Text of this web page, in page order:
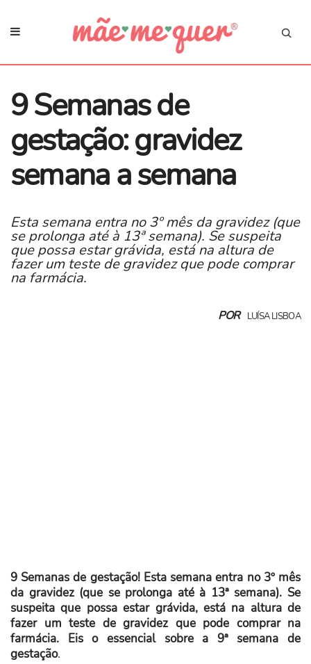
9 Semanas de
gestação: gravidez
semana a semana
Esta semana entra no 3º mês da gravidez (que
se prolonga até à 13ª semana). Se suspeita
que possa estar grávida, está na altura de
fazer um teste de gravidez que pode comprar
na farmácia.
POR LUÍSA LISBOA
9 Semanas de gestação! Esta semana entra no 3º mês
da gravidez (que se prolonga até à 13ª semana). Se
suspeita que possa estar grávida, está na altura de
fazer um teste de gravidez que pode comprar na
farmácia. Eis o essencial sobre a 9ª semana de
gestação.